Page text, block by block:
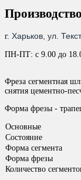
Производство
г. Харьков, ул.
ПН-ПТ: с 9.00 до
Фреза сегментная
снятия цементно-
Форма фрезы -
Основные
Состояние
Форма сегмента
Форма фрезы
Количество